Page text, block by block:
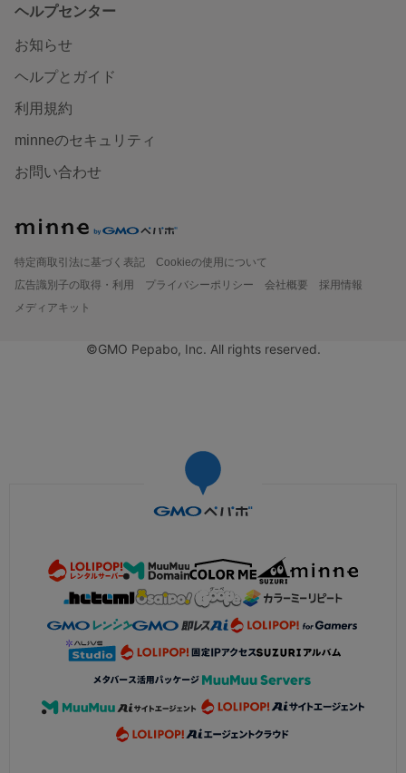
ヘルプセンター
お知らせ
ヘルプとガイド
利用規約
minneのセキュリティ
お問い合わせ
特定商取引法に基づく表記
Cookieの使用について
広告識別子の取得・利用
プライバシーポリシー 会社概要
採用情報
メディアキット
©GMO Pepabo, Inc. All rights reserved.